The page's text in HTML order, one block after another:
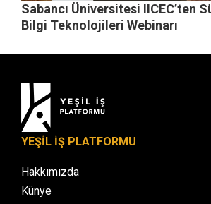
Sabancı Üniversitesi IICEC’ten
Bilgi Teknolojileri Webinarı
YEŞİL İŞ PLATFORMU
Hakkımızda
Künye